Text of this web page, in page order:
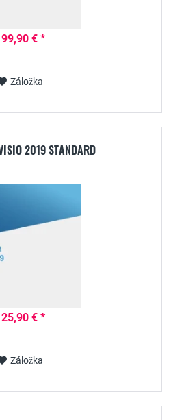
€ *
Záložka
2019 STANDARD
€ *
Záložka